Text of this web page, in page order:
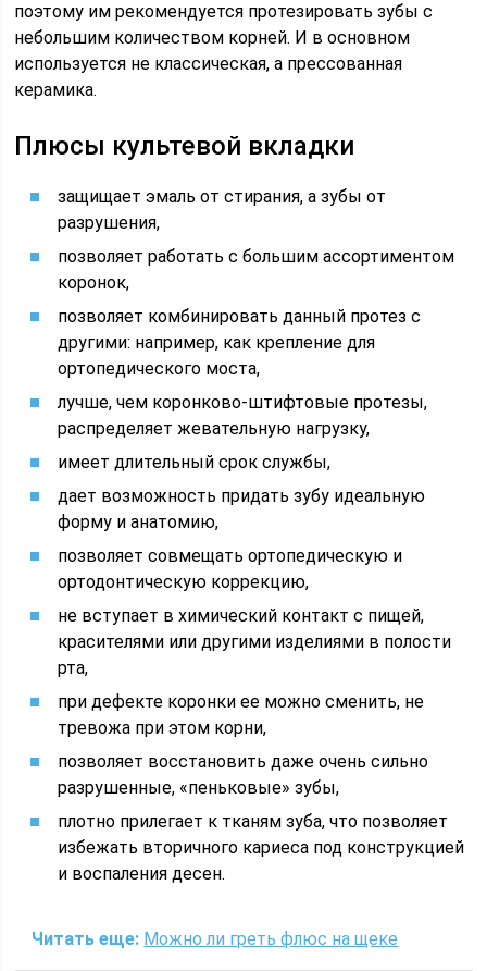
поэтому им рекомендуется протезировать зубы с
небольшим количеством корней. И в основном
используется не классическая, а прессованная
керамика.
Плюсы культевой вкладки
защищает эмаль от стирания, а зубы от
разрушения,
позволяет работать с большим ассортиментом
коронок,
позволяет комбинировать данный протез с
другими: например, как крепление для
ортопедического моста,
лучше, чем коронково-штифтовые протезы,
распределяет жевательную нагрузку,
имеет длительный срок службы,
дает возможность придать зубу идеальную
форму и анатомию,
позволяет совмещать ортопедическую и
ортодонтическую коррекцию,
не вступает в химический контакт с пищей,
красителями или другими изделиями в полости
рта,
при дефекте коронки ее можно сменить, не
тревожа при этом корни,
позволяет восстановить даже очень сильно
разрушенные, «пеньковые» зубы,
плотно прилегает к тканям зуба, что позволяет
избежать вторичного кариеса под конструкцией
и воспаления десен.
Читать еще: Можно ли греть флюс на щеке